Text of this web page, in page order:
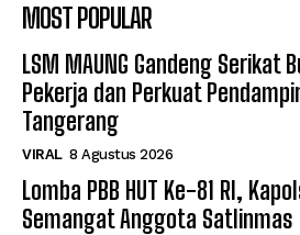
MOST POPULAR
LSM MAUNG Gandeng Serikat
Pekerja dan Perkuat
Tangerang
VIRAL 8 Agustus 2026
Lomba PBB HUT Ke-81 RI,
Semangat Anggota Satlinmas